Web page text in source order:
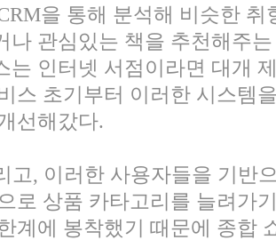
을 통해 분석해 비슷한
나 관심있는 책을 추천해주
는 인터넷 서점이라면 대개
스 초기부터 이러한 시스템
선해갔다.
고, 이러한 사용자들을 기반
로 상품 카타고리를 늘려가
계에 봉착했기 때문에 종합